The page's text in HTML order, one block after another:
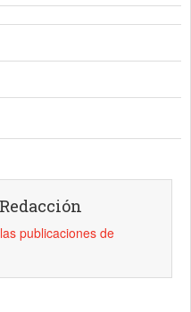
publicaciones de